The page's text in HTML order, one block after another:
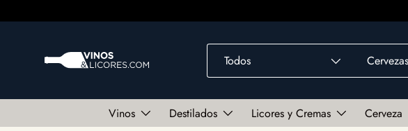
Ir al contenido
Todos
Vinos Destilados Licores y Cremas Cerveza